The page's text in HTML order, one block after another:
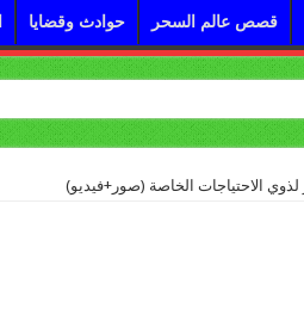
قصص عالم السحر حوادث وقضايا